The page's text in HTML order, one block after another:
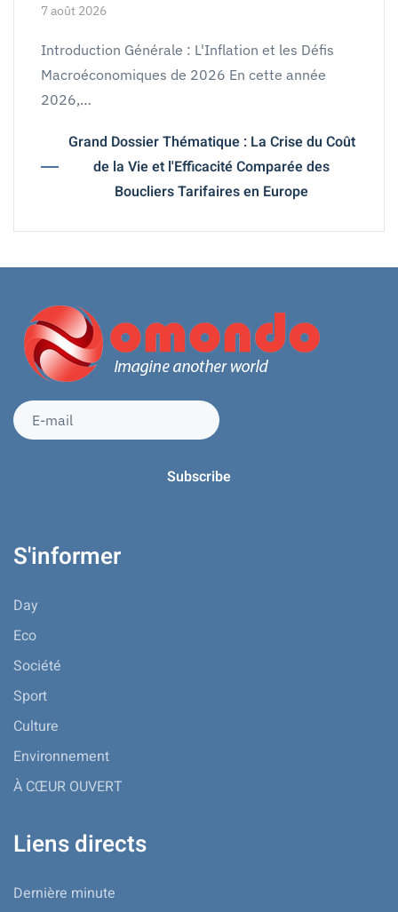
7 août 2026
Introduction Générale : L'Inflation et les Défis
Macroéconomiques de 2026 En cette année
2026,…
Grand Dossier Thématique : La Crise du Coût
de la Vie et l'Efficacité Comparée des
Boucliers Tarifaires en Europe
S'informer
Day
Eco
Société
Sport
Culture
Environnement
À CŒUR OUVERT
Liens directs
Dernière minute